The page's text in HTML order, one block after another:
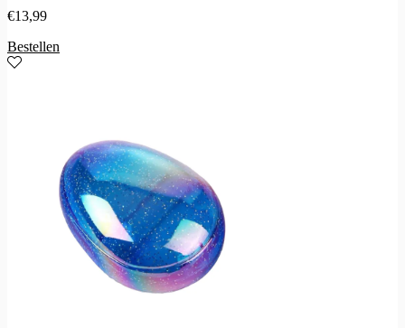
€13,99
Bestellen